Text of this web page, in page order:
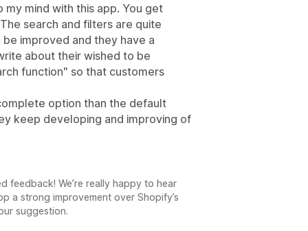
mind with this app. You get
search and filters are quite
improved and they have a
about their wished to be
function" so that customers
option than the default
keep developing and improving of
feedback! We’re really happy to hear
a strong improvement over Shopify’s
suggestion.